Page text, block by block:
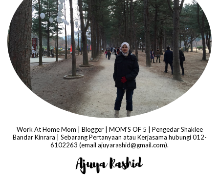
Work At Home Mom | Blogger | MOM'S OF 5 | Pengedar Shaklee
Bandar Kinrara | Sebarang Pertanyaan atau Kerjasama hubungi 012-
6102263 (email ajuyarashid@gmail.com).